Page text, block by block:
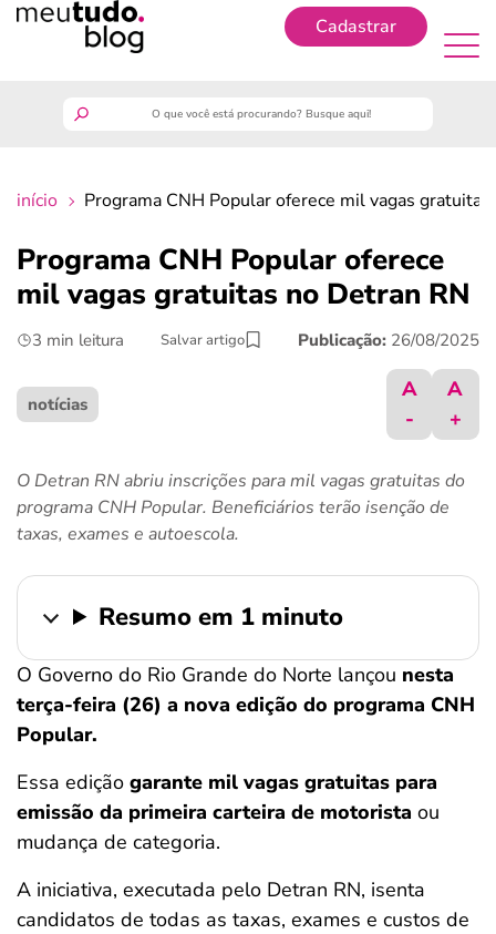
Cadastrar
finanças
benefícios
crédito fácil
ferramentas
início Programa CNH Popular oferece mil vagas
Programa CNH Popular oferece
mil vagas gratuitas no Detran RN
3 min leitura Salvar artigo Publicação: 26/08/2025
notícias
A
-
A
+
O Detran RN abriu inscrições para mil vagas gratuitas do
programa CNH Popular. Beneficiários terão isenção de
taxas, exames e autoescola.
Resumo em 1 minuto
O Governo do Rio Grande do Norte lançou nesta
terça-feira (26) a nova edição do programa CNH
Popular.
Essa edição garante mil vagas gratuitas para
emissão da primeira carteira de motorista ou
mudança de categoria.
A iniciativa, executada pelo Detran RN, isenta
candidatos de todas as taxas, exames e custos de